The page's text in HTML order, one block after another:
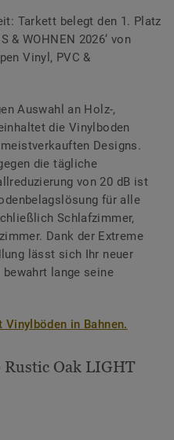
Tarkett belegt den 1. Platz
& WOHNEN 2026‘ von
Vinyl, PVC &
Auswahl an Holz-,
die Vinylboden
Designs.
die tägliche
von 20 dB ist
für alle
Schlafzimmer,
Dank der Extreme
lässt sich Ihr neuer
lange seine
Vinylböden in Bahnen.
Oak LIGHT